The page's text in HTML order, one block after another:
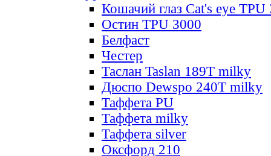
Кошачий глаз Cat's eye TPU
Остин TPU 3000
Белфаст
Честер
Таслан Taslan 189T milky
Дюспо Dewspo 240T milky
Таффета PU
Таффета milky
Таффета silver
Оксфорд 210